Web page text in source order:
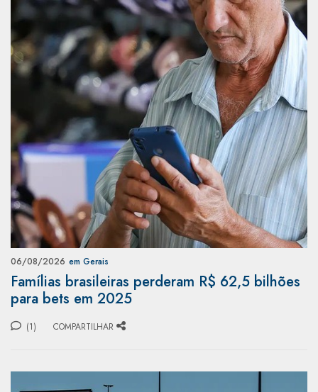
06/08/2026 em Gerais
Famílias brasileiras perderam R$ 62,5 bilhões
para bets em 2025
(1) COMPARTILHAR